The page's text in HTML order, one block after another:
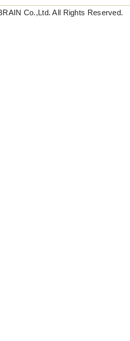
Co.,Ltd. All Rights Reserved.